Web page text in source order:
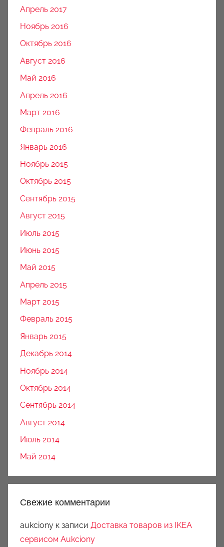
Апрель 2017
Ноябрь 2016
Октябрь 2016
Август 2016
Май 2016
Апрель 2016
Март 2016
Февраль 2016
Январь 2016
Ноябрь 2015
Октябрь 2015
Сентябрь 2015
Август 2015
Июль 2015
Июнь 2015
Май 2015
Апрель 2015
Март 2015
Февраль 2015
Январь 2015
Декабрь 2014
Ноябрь 2014
Октябрь 2014
Сентябрь 2014
Август 2014
Июль 2014
Май 2014
Свежие комментарии
aukciony к записи Доставка товаров из IKEA
сервисом Aukciony